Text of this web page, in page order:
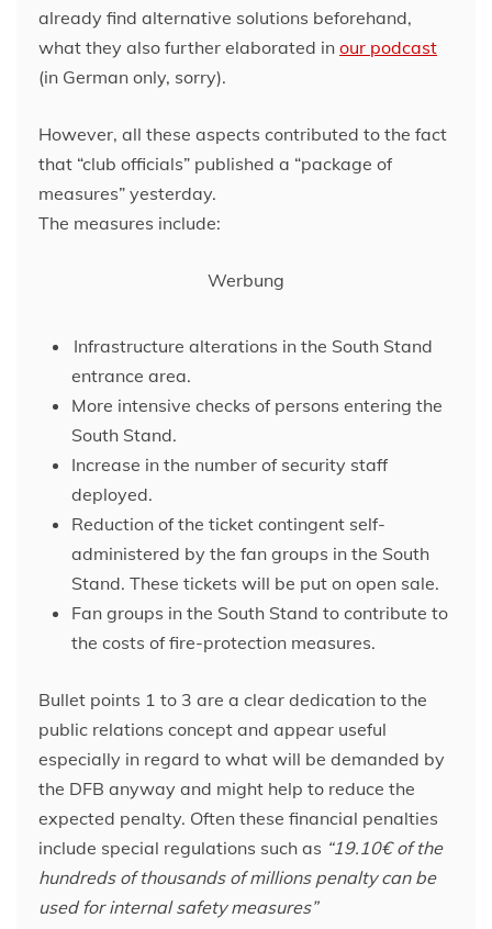
already find alternative solutions beforehand,
what they also further elaborated in our podcast
(in German only, sorry).
However, all these aspects contributed to the fact
that “club officials” published a “package of
measures” yesterday.
The measures include:
Werbung
Infrastructure alterations in the South Stand
entrance area.
More intensive checks of persons entering the
South Stand.
Increase in the number of security staff
deployed.
Reduction of the ticket contingent self-
administered by the fan groups in the South
Stand. These tickets will be put on open sale.
Fan groups in the South Stand to contribute to
the costs of fire-protection measures.
Bullet points 1 to 3 are a clear dedication to the
public relations concept and appear useful
especially in regard to what will be demanded by
the DFB anyway and might help to reduce the
expected penalty. Often these financial penalties
include special regulations such as “19.10€ of the
hundreds of thousands of millions penaltycan be
used for internal safety measures”